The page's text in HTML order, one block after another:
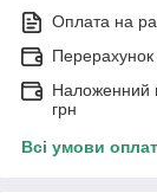
Оплата на
Перерахунок
Наложенний
грн
Всі умови